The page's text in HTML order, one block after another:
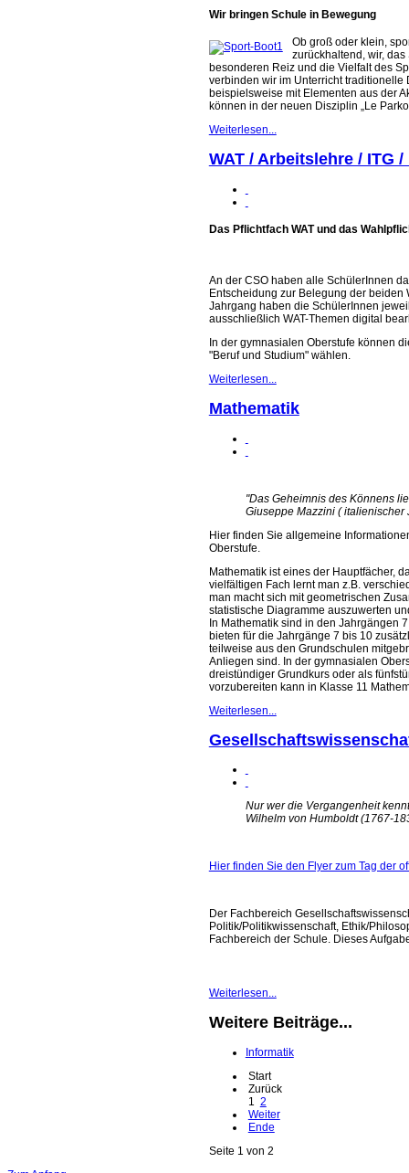
Wir bringen Schule in Bewegung
Ob groß oder klein,
zurückhaltend, wir,
besonderen Reiz und die Vielfalt des
verbinden wir im Unterricht
beispielsweise mit Elementen aus der
können in der neuen Disziplin „Le
Weiterlesen...
WAT / Arbeitslehre / ITG
Das Pflichtfach WAT und das
An der CSO haben alle SchülerInnen
Entscheidung zur Belegung der beiden
Jahrgang haben die SchülerInnen
ausschließlich WAT-Themen digital
In der gymnasialen Oberstufe können
"Beruf und Studium" wählen.
Weiterlesen...
Mathematik
"Das Geheimnis des Könnens
Giuseppe Mazzini (
Hier finden Sie allgemeine
Oberstufe.
Mathematik ist eines der Hauptfächer,
vielfältigen Fach lernt man z.B.
man macht sich mit geometrischen
statistische Diagramme auszuwerten
In Mathematik sind in den Jahrgängen
bieten für die Jahrgänge 7 bis 10
teilweise aus den Grundschulen
Anliegen sind. In der gymnasialen
dreistündiger Grundkurs oder als
vorzubereiten kann in Klasse 11
Weiterlesen...
Nur wer die Vergangenheit
Wilhelm von Humboldt (1767-
Hier finden Sie den Flyer zum Tag der
Der Fachbereich
Politik/Politikwissenschaft, Ethik/
Fachbereich der Schule. Dieses
Weiterlesen...
Weitere Beiträge...
Informatik
Start
Zurück
1
2
Weiter
Ende
Seite 1 von 2